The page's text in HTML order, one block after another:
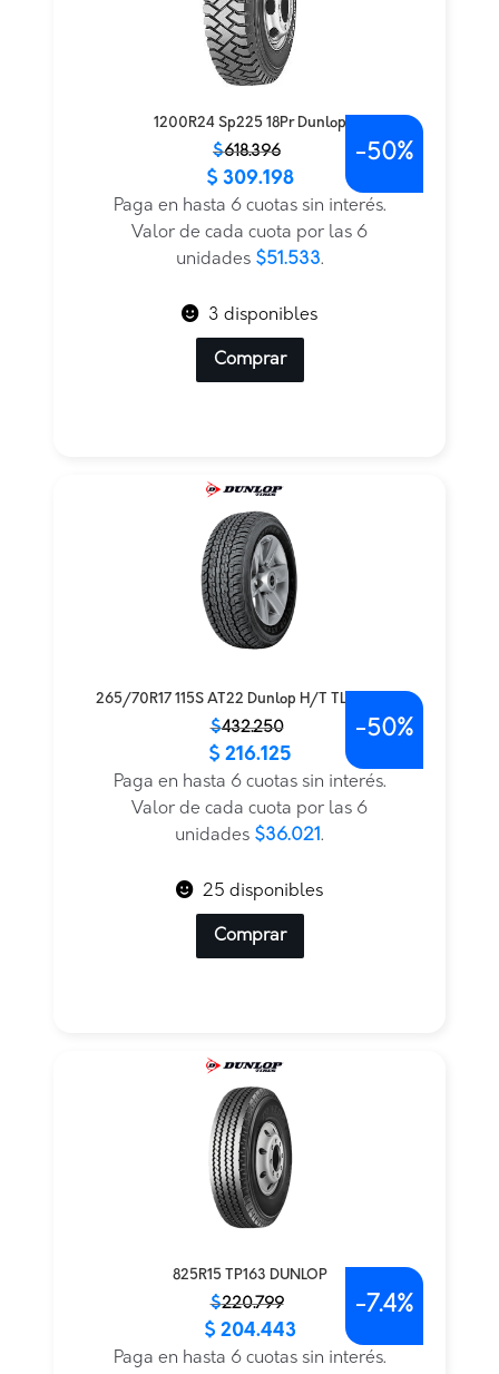
1200R24 Sp225 18Pr Dunlop
$618.396
original
actual
$ 309.198
Paga en hasta 6 cuotas sin interés.
Valor de cada cuota por las 6
unidades $51.533.
-50%
3 disponibles
Comprar
265/70R17 115S AT22 Dunlop H/T TL BLK JAP
$432.250
original
$432.250.
actual
$ 216.125
Paga en hasta 6 cuotas sin interés.
Valor de cada cuota por las 6
unidades $36.021.
-50%
25 disponibles
Comprar
825R15 TP163 DUNLOP
$220.799
original
actual
$ 204.443
Paga en hasta 6 cuotas sin interés.
-7.4%